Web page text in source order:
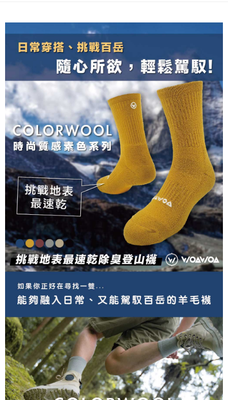
yang dikenakan adalah tertakluk kepada maklumat yang dinyatakan
pada halaman pengesahan transaksi seterusnya.
Jika transaksi tidak disahkan dalam masa 30 minit selepas pesanan
dibuat, atau jika permohonan gagal dalam proses semakan, pesanan
akan dibatalkan secara automatik. Jika permohonan gagal pada
peringkat "semakan manual", ini bermakna kriteria pemarkahan sistem
tidak dipenuhi; butiran penilaian khusus tidak akan didedahkan.
[Arahan Pembayaran]
Pembayaran ansuran melalui OP Pay Later akan dibilkan secara
berasingan dan tidak termasuk dalam bil telekom anda. SMS peringatan
pembayaran akan dihantar selepas kitaran bil bulanan.
Selepas mengakses bil melalui pautan dalam SMS, anda boleh
menyelesaikan pembayaran anda melalui salah satu saluran berikut: kod
bar kedai serbaneka, kedai runcit Taiwan Mobile, pemindahan bank,
JKOPay, atau iPASS MONEY.
[Nota Penting]
Perkhidmatan ini disediakan oleh Taiwan Mobile Co., Ltd. (“Syarikat”),
yang membolehkan pelanggan membeli barangan atau perkhidmatan
melalui perkhidmatan ini pada masa transaksi. Hasil daripada pembelian
atau pembayaran ansuran akan dipindahkan oleh peniaga kepada
Syarikat, dan pelanggan hendaklah membuat pembayaran mengikut
Untuk memenuhi hubungan kontrak yang terjalin melalui persetujuan
penggunaan OP Pay Later, peniaga akan memberikan maklumat peribadi
tujuan pengumpulan, pemprosesan dan penggunaan data yang
diperlukan untuk pengebilan ansuran, termasuk pengesahan,
pengesahan semula dan pembetulan.
Untuk terma perkhidmatan penuh, sila rujuk pautan berikut:
https://oppay.tw/userRule
" target="_blank" class="link revert-
style">https://oppay.tw/userRule
【Panduan Penggunaan Pembayaran Ansuran Gogo】
5. Tiada bayaran diperlukan apabila anda menerima produk. Sila buat
pembayaran di empat kedai serbaneka utama, ATM atau perbankan
dalam talian dengan SMS pembayaran atau pemberitahuan tolak aplikasi
AFTEE.
Sila ambil perhatian bahawa tempoh pembayaran adalah 14 hari. Walau
bagaimanapun, bagi mereka yang telah memuat turun Aplikasi AFTEE
dan mendaftar sebagai ahli AFTEE boleh menikmati tempoh pembayaran
sehingga 45 hari.
Tempoh pembayaran dikira dari masa kedai meminta pembayaran anda,
ditambah dengan bilangan hari yang boleh dilanjutkan oleh AFTEE. Anda
boleh melanjutkan tempoh pembayaran anda sebelum anda menerima
pesanan. Walau bagaimanapun, tiada jaminan bahawa anda boleh
menerima pesanan anda semasa tempoh pembayaran (cth.: produk
prapesanan atau produk yang mungkin mengambil masa yang lebih
lama untuk dihantar). Oleh itu, anda dikehendaki membuat pembayaran
kepada AFTEE dalam tempoh sama ada anda menerima pesanan.
Kedua, Sekatan Pembayaran
1. Jumlah yang diperakui untuk pengguna kali pertama boleh sehingga
NT$10,000. Amaun diperakui sebenar yang diluluskan akan berdasarkan
keputusan pensijilan dan semakan oleh AFTEE.
2. Amaun perbelanjaan minimum mestilah lebih besar daripada NT$20.
3. Pada masa ini hanya tersedia untuk ahli Taiwan.
Ketiga, Syarat Perkhidmatan
Perkhidmatan AFTEE Beli Sekarang Bayar Kemudian disediakan oleh NP
akan menggunakan data peribadi yang dikumpul (termasuk nama
pembeli, no. telefon, nama penerima, no. telefon, alamat penerima) untuk
Data Peribadi, Pemprosesan, Penggunaan"
(https://aftee.tw/privacypolicy/) untuk maklumat lanjut.
Jumlah yang diperakui untuk pengguna kali pertama yang lulus
kelulusan boleh sehingga NT$10,000. Jika pengguna tidak membuat
pembayaran dalam tempoh tersebut, yuran pembayaran lewat sebanyak
20% setahun akan dikenakan. Pengguna bawah umur dikehendaki
mendapatkan kebenaran daripada ibu bapa atau penjaga yang sah
untuk menggunakan AFTEE.
付款後全家取貨
NT$100/pesanan | Penghantaran percuma untuk pesanan
NT$1,000 atau lebih
7-11取貨付款
NT$100/pesanan | Penghantaran percuma untuk pesanan
NT$1,000 atau lebih
付款後7-11取貨
NT$100/pesanan | Penghantaran percuma untuk pesanan
NT$1,000 atau lebih
宅配
NT$100/pesanan | Penghantaran percuma untuk pesanan
NT$1,000 atau lebih
順豐 Kadar Penghantaran